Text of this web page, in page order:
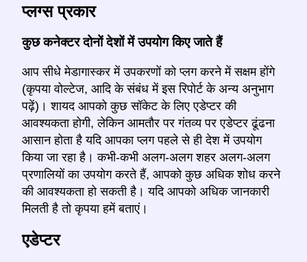
प्लग्स प्रकार
कुछ कनेक्टर दोनों देशों में उपयोग किए जाते हैं
आप सीधे मेडागास्कर में उपकरणों को प्लग करने में सक्षम होंगे
(कृपया वोल्टेज, आदि के संबंध में इस रिपोर्ट के अन्य अनुभाग
पढ़ें)। शायद आपको कुछ सॉकेट के लिए एडेप्टर की
आवश्यकता होगी, लेकिन आमतौर पर गंतव्य पर एडेप्टर ढूंढना
आसान होता है यदि आपका प्लग पहले से ही देश में उपयोग
किया जा रहा है। कभी-कभी अलग-अलग शहर अलग-अलग
प्रणालियों का उपयोग करते हैं, आपको कुछ अधिक शोध करने
की आवश्यकता हो सकती है। यदि आपको अधिक जानकारी
मिलती है तो कृपया हमें बताएं।
एडेप्टर